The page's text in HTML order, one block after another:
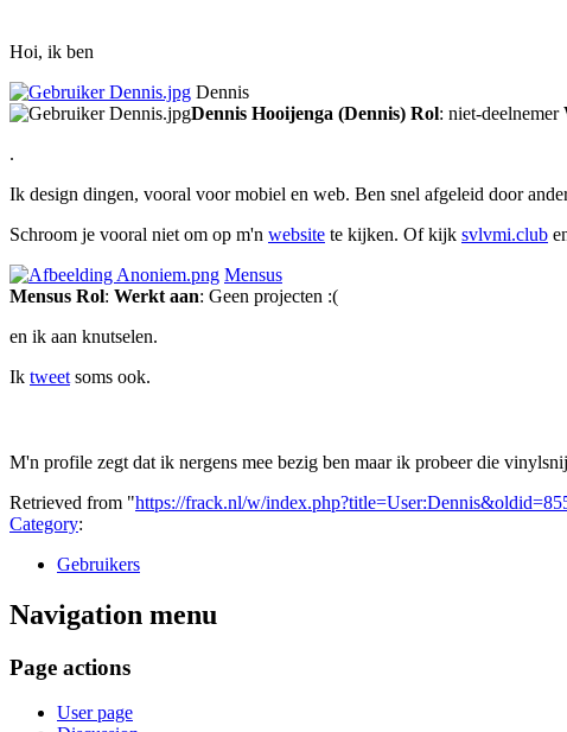
Hoi, ik ben
Dennis
Dennis Hooijenga (Dennis) Rol: niet-deelnemer
.
Ik design dingen, vooral voor mobiel en web. Ben snel afgeleid door
Schroom je vooral niet om op m'n website te kijken. Of kijk svlvmi.club
Mensus
Mensus Rol: Werkt aan: Geen projecten :(
en ik aan knutselen.
Ik tweet soms ook.
M'n profile zegt dat ik nergens mee bezig ben maar ik probeer die
Retrieved from "https://frack.nl/w/
Category:
Gebruikers
Navigation menu
Page actions
User page